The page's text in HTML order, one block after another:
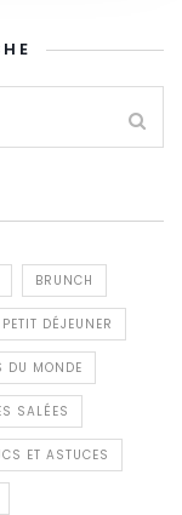
BRUNCH
PETIT DÉJEUNER
DU MONDE
SALÉES
ET ASTUCES